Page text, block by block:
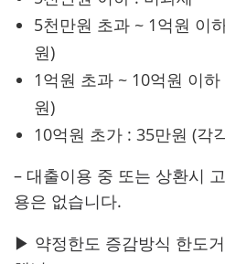
5천만원 초과 ~ 1억원 이
원)
1억원 초과 ~ 10억원 이
원)
10억원 초가 : 35만원 (각
– 대출이용 중 또는 상환시
용은 없습니다.
▶ 약정한도 증감방식 한도